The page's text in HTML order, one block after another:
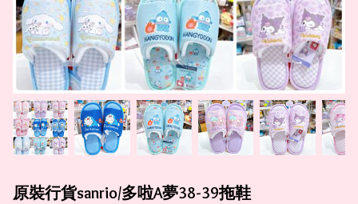
原裝行貨sanrio/多啦A夢38-39拖鞋